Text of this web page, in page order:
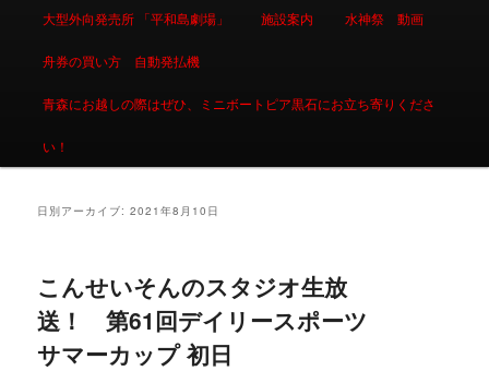
大型外向発売所 「平和島劇場」 施設案内 水神祭 動画
舟券の買い方 自動発払機
青森にお越しの際はぜひ、ミニボートピア黒石にお立ち寄りくださ
い！
日別アーカイブ:2021年8月10日
こんせいそんのスタジオ生放
送！ 第61回デイリースポーツ
サマーカップ 初日